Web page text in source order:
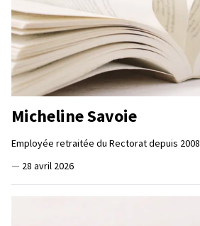
Micheline Savoie
Employée retraitée du Rectorat depuis 2008
— 28 avril 2026